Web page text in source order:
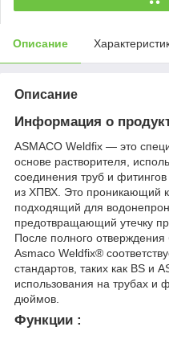
Описание
Описание
Информация о
ASMACO Weldfix — это
основе растворителя,
соединения труб и
из ХПВХ. Это проникающий
подходящий для
предотвращающий утечку
После полного отверждения
Asmaco Weldfix®
стандартов, таких как BS и
использования на трубах и
дюймов.
Функции :